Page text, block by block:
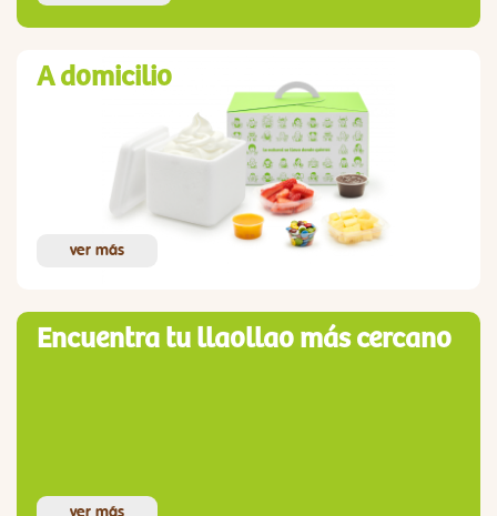
A domicilio
ver más
Encuentra tu llaollao más cercano
ver más